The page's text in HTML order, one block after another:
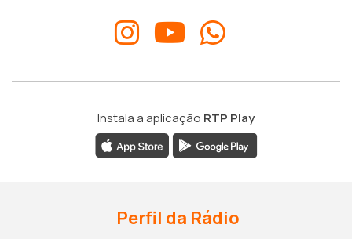
Instala a aplicação RTP Play
Perfil da Rádio